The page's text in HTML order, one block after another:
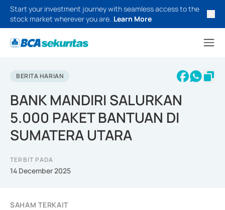
Start your investment journey with seamless access to the
stock market wherever you are. Learn More
BERITA HARIAN
BANK MANDIRI SALURKAN
5.000 PAKET BANTUAN DI
SUMATERA UTARA
TERBIT PADA
14 December 2025
SAHAM TERKAIT